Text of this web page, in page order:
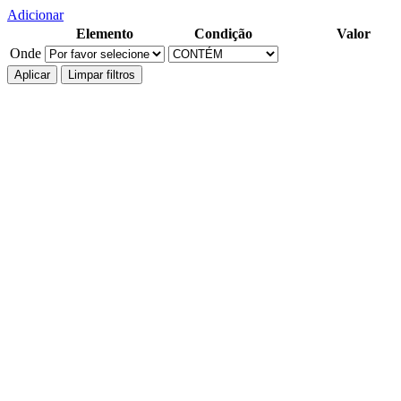
Adicionar
Onde
Elemento Condição Valor